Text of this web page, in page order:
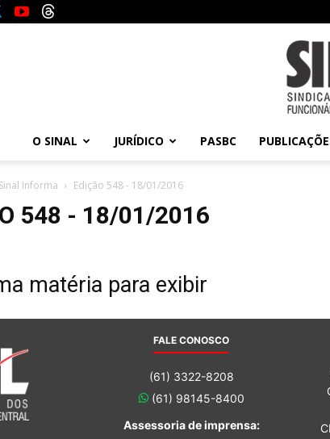
O SINAL JURÍDICO PASBC
Informa Edição 548 - 18/01/2016
548 - 18/01/2016
matéria para exibir
FALE CONOSCO
(61) 3322-8208
(61) 98145-8400
Assessoria de imprensa: